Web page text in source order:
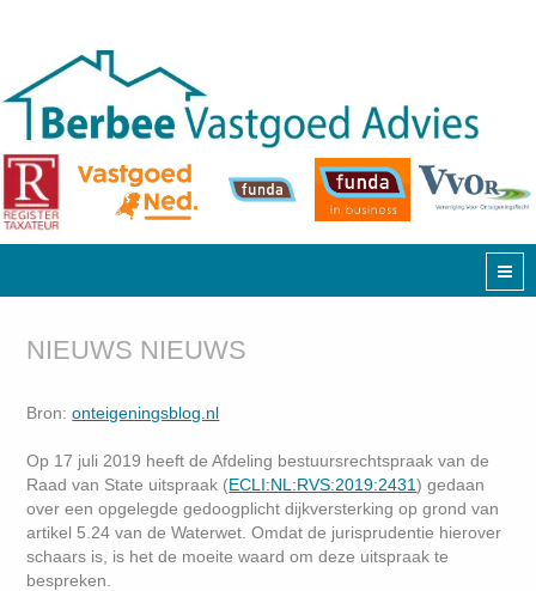
NIEUWS NIEUWS
Bron:onteigeningsblog.nl
Op 17 juli 2019 heeft de Afdeling bestuursrechtspraak van de
Raad van State uitspraak (ECLI:NL:RVS:2019:2431) gedaan
over een opgelegde gedoogplicht dijkversterking op grond van
artikel 5.24 van de Waterwet. Omdat de jurisprudentie hierover
schaars is, is het de moeite waard om deze uitspraak te
bespreken.